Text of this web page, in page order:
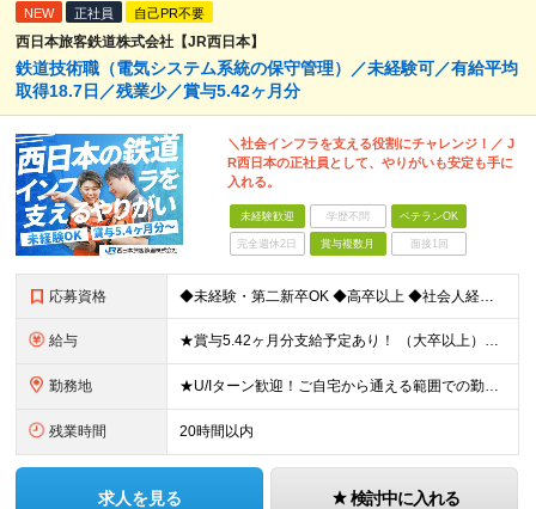
NEW 正社員 自己PR不要
西日本旅客鉄道株式会社【JR西日本】
鉄道技術職（電気システム系統の保守管理）／未経験可／有給平均
取得18.7日／残業少／賞与5.42ヶ月分
＼社会インフラを支える役割にチャレンジ！／ J
R西日本の正社員として、やりがいも安定も手に
入れる。
未経験歓迎 学歴不問 ベテランOK
完全週休2日 賞与複数月 面接1回
応募資格 ◆未経験・第二新卒OK ◆高卒以上 ◆社会人経験（就労経験）がある方 └業界・ポジション・年数不問 〈20～30代の社員が多数活躍中！〉 若手からベテランまで、さまざまな方が在籍。 前職経験を活かし
給与 ★賞与5.42ヶ月分支給予定あり！ （大卒以上）月給24万1,692円～39万5,780円＋各種手当＋賞与2回 （高卒以上）月給22万2,662円～39万5,780円＋各種手当＋賞与2回 ※上記は
勤務地 ★U/Iターン歓迎！ご自宅から通える範囲での勤務となります ★JR西日本本社（大阪市北区）または、当社事業エリア内（北陸から北九州まで）の各支社で勤務 ※関西に本社あり※ 〈近畿エリア〉 三重県（
残業時間 20時間以内
求人を見る 検討中に入れる